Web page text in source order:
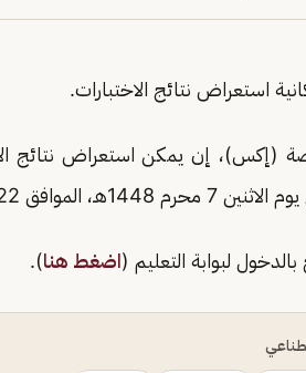
استعراض نتائج الاختبارات.
(إكس)، إن يمكن استعراض نتائج
22 يونيو 2026م
لبوابة التعليم (اضغط هنا).